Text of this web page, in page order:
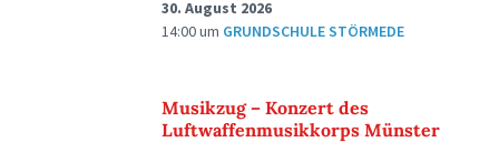
30. August 2026
14:00um GRUNDSCHULE STÖRMEDE
Musikzug – Konzert des
Luftwaffenmusikkorps Münster